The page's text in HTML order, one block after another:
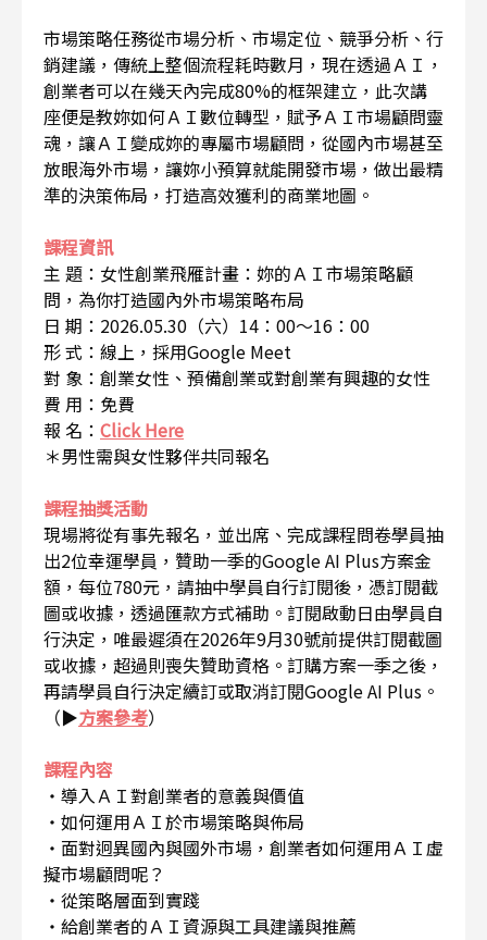
市場策略任務從市場分析、市場定位、競爭分析、行
銷建議，傳統上整個流程耗時數月，現在透過ＡＩ，
創業者可以在幾天內完成80%的框架建立，此次講
座便是教妳如何ＡＩ數位轉型，賦予ＡＩ市場顧問靈
魂，讓ＡＩ變成妳的專屬市場顧問，從國內市場甚至
放眼海外市場，讓妳小預算就能開發市場，做出最精
準的決策佈局，打造高效獲利的商業地圖。
課程資訊
主 題：女性創業飛雁計畫：妳的ＡＩ市場策略顧
問，為你打造國內外市場策略布局
日 期：2026.05.30（六）14：00～16：00
形 式：線上，採用Google Meet
對 象：創業女性、預備創業或對創業有興趣的女性
費 用：免費
報 名： Click Here
＊男性需與女性夥伴共同報名
課程抽獎活動
現場將從有事先報名，並出席、完成課程問卷學員抽
出2位幸運學員，贊助一季的Google AI Plus方案金
額，每位780元，請抽中學員自行訂閱後，憑訂閱截
圖或收據，透過匯款方式補助。訂閱啟動日由學員自
行決定，唯最遲須在2026年9月30號前提供訂閱截圖
或收據，超過則喪失贊助資格。訂購方案一季之後，
再請學員自行決定續訂或取消訂閱Google AI Plus。
（▶方案參考）
課程內容
・導入ＡＩ對創業者的意義與價值
・如何運用ＡＩ於市場策略與佈局
・面對迥異國內與國外市場，創業者如何運用ＡＩ虛
擬市場顧問呢？
・從策略層面到實踐
・給創業者的ＡＩ資源與工具建議與推薦